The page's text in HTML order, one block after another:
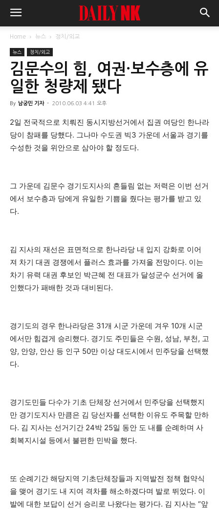
Home 뉴스 정치/외교
뉴스 정치/외교
김문수의 힘, 여권·보수층에 유
일한 청량제 됐다
By 남궁민 기자 - 2010.06.03 4:41 오후
2일 전국적으로 치뤄진 동시지방선거에서 집권 여당인 한나라
당이 참패를 당했다. 그나마 수도권 빅3 가운데 서울과 경기를
수성한 것을 위안으로 삼아야 할 정도다.
그 가운데 김문수 경기도지사의 흔들림 없는 저력은 이번 선거
에서 보수층과 당에게 유일한 기쁨을 줬다는 평가를 받고 있
다.
김 지사의 재선은 표면적으로 한나라당 내 입지 강화로 이어
져 차기 대권 경쟁에서 플러스 효과를 가져올 전망이다. 이는
차기 유력 대권 후보인 박근혜 전 대표가 달성군수 선거에 올
인했다가 패배한 것과 대비된다.
경기도의 경우 한나라당은 31개 시군 가운데 겨우 10개 시군
에서만 힘겹게 승리했다. 경기도 주민들은 수원, 성남, 부천, 고
양, 안양, 안산 등 인구 50만 이상 대도시에서 민주당을 선택했
다.
경기도민들 다수가 기초 단체장 선거에서 민주당을 선택했지
만 경기도지사 만큼은 김 당선자를 선택한 이유도 주목할 만하
다. 김 지사는 선거기간 24박 25일 동안 도 내를 순례하며 사
회복지시설 등에서 불편한 민박을 했다.
또 순례기간 해당지역 기초단체장들과 지역발전 정책 협약식
을 맺어 경기도 내 지여 격차를 해소하겠다며 발로 뛰었다. 이
발에 대한 보답이 선거 승리로 나왔다는 평가다. 김 지사는 “앞